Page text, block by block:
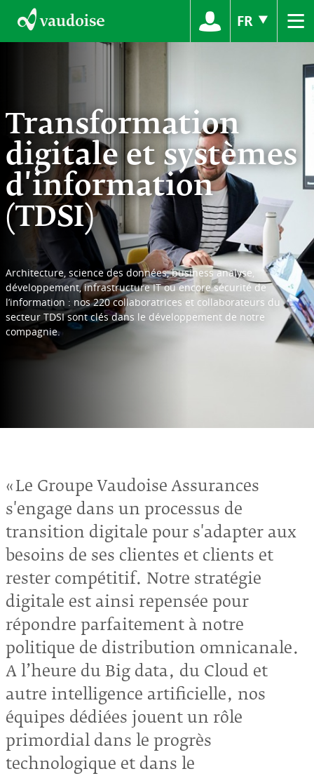
FR ≡
Transformation
digitale et systèmes
d'information
(TDSI)
Architecture, science des données, business analyse,
développement, infrastructure IT ou encore sécurité de
l’information : nos 220 collaboratrices et collaborateurs du
secteur TDSI sont clés dans le développement de notre
compagnie.
Le Groupe Vaudoise Assurances
s'engage dans un processus de
transition digitale pour s'adapter aux
besoins de ses clientes et clients et
rester compétitif. Notre stratégie
digitale est ainsi repensée pour
répondre parfaitement à notre
politique de distribution omnicanale.
A l’heure du Big data, du Cloud et
autre intelligence artificielle, nos
équipes dédiées jouent un rôle
primordial dans le progrès
technologique et dans le